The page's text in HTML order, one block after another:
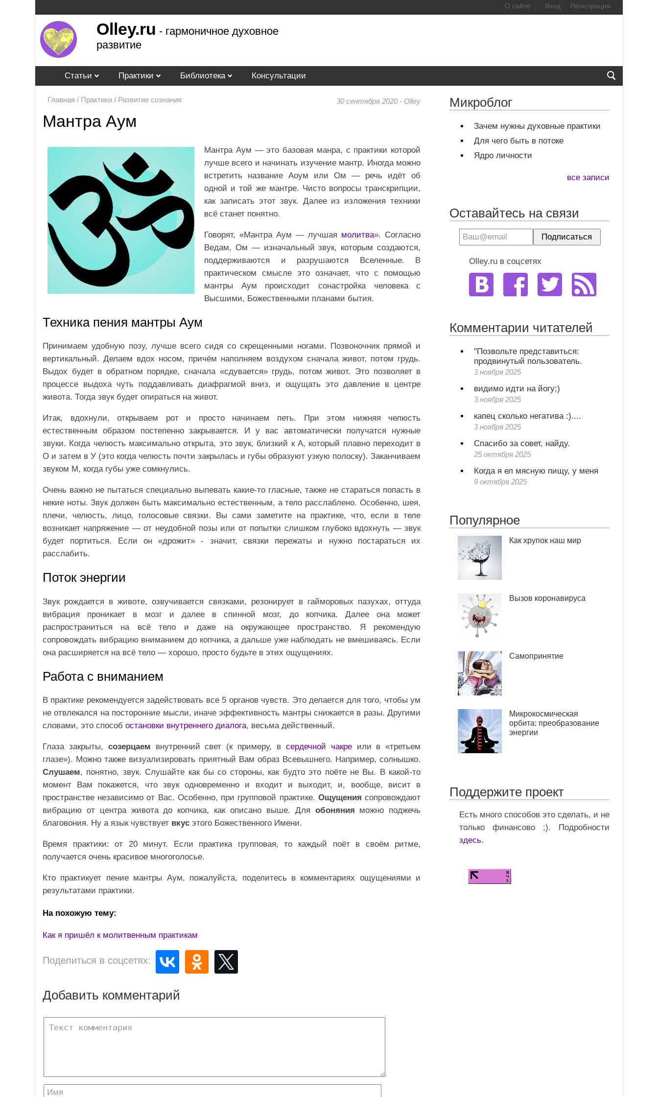
Вход Регистрация
О сайте
Olley.ru - гармоничное духовное
развитие
Статьи Практики Библиотека Консультации
30 сентября 2020 - Olley
Главная / Практики / Развитие сознания
Мантра Аум
Мантра Аум — это базовая манра, с практики которой
лучше всего и начинать изучение мантр. Иногда можно
встретить название Аоум или Ом — речь идёт об
одной и той же мантре. Чисто вопросы транскрипции,
как записать этот звук. Далее из изложения техники
всё станет понятно.
Говорят, «Мантра Аум — лучшая молитва». Согласно
Ведам, Ом — изначальный звук, которым создаются,
поддерживаются и разрушаются Вселенные. В
практическом смысле это означает, что с помощью
мантры Аум происходит сонастройка человека с
Высшими, Божественными планами бытия.
Техника пения мантры Аум
Принимаем удобную позу, лучше всего сидя со скрещенными ногами. Позвоночник прямой и
вертикальный. Делаем вдох носом, причём наполняем воздухом сначала живот, потом грудь.
Выдох будет в обратном порядке, сначала «сдувается» грудь, потом живот. Это позволяет в
процессе выдоха чуть поддавливать диафрагмой вниз, и ощущать это давление в центре
живота. Тогда звук будет опираться на живот.
Итак, вдохнули, открываем рот и просто начинаем петь. При этом нижняя челюсть
естественным образом постепенно закрывается. И у вас автоматически получатся нужные
звуки. Когда челюсть максимально открыта, это звук, близкий к А, который плавно переходит в
О и затем в У (это когда челюсть почти закрылась и губы образуют узкую полоску). Заканчиваем
звуком М, когда губы уже сомкнулись.
Очень важно не пытаться специально выпевать какие-то гласные, также не стараться попасть в
некие ноты. Звук должен быть максимально естественным, а тело расслаблено. Особенно, шея,
плечи, челюсть, лицо, голосовые связки. Вы сами заметите на практике, что, если в теле
возникает напряжение — от неудобной позы или от попытки слишком глубоко вдохнуть — звук
будет портиться. Если он «дрожит» - значит, связки пережаты и нужно постараться их
расслабить.
Поток энергии
Звук рождается в животе, озвучивается связками, резонирует в гайморовых пазухах, оттуда
вибрация проникает в мозг и далее в спинной мозг, до копчика. Далее она может
распространиться на всё тело и даже на окружающее пространство. Я рекомендую
сопровождать вибрацию вниманием до копчика, а дальше уже наблюдать не вмешиваясь. Если
она расширяется на всё тело — хорошо, просто будьте в этих ощущениях.
Работа с вниманием
В практике рекомендуется задействовать все 5 органов чувств. Это делается для того, чтобы ум
не отвлекался на посторонние мысли, иначе эффективность мантры снижается в разы. Другими
словами, это способ остановки внутреннего диалога, весьма действенный.
Глаза закрыты, созерцаем внутренний свет (к примеру, в сердечной чакреили в «третьем
глазе»). Можно также визуализировать приятный Вам образ Всевышнего. Например, солнышко.
Слушаем, понятно, звук. Слушайте как бы со стороны, как будто это поёте не Вы. В какой-то
момент Вам покажется, что звук одновременно и входит и выходит, и, вообще, висит в
пространстве независимо от Вас. Особенно, при групповой практике. Ощущения сопровождают
вибрацию от центра живота до копчика, как описано выше. Для обоняния можно поджечь
благовония. Ну а язык чувствует вкус этого Божественного Имени.
Время практики: от 20 минут. Если практика групповая, то каждый поёт в своём ритме,
получается очень красивое многоголосье.
Кто практикует пение мантры Аум, пожалуйста, поделитесь в комментариях ощущениями и
результатами практики.
На похожую тему:
Как я пришёл к молитвенным практикам
Поделиться в соцсетях:
Добавить комментарий
Микроблог
Зачем нужны духовные практики
Для чего быть в потоке
Ядро личности
все записи
Оставайтесь на связи
Olley.ru в соцсетях
Комментарии читателей
"Позвольте представиться:
продвинутый пользователь.
3 ноября 2025
видимо идти на йогу;)
3 ноября 2025
капец сколько негатива :)....
3 ноября 2025
Спасибо за совет, найду.
25 октября 2025
Когда я ел мясную пищу, у меня
9 октября 2025
Популярное
Как хрупок наш мир
Вызов коронавируса
Самопринятие
Микрокосмическая
орбита: преобразование
энергии
Поддержите проект
Есть много способов это сделать, и не
только финансово ;). Подробности
здесь.